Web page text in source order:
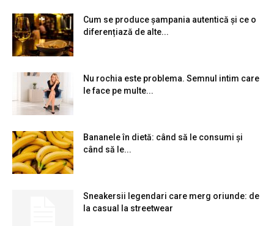
Cum se produce șampania autentică și ce o
diferențiază de alte...
Nu rochia este problema. Semnul intim care
le face pe multe...
Bananele în dietă: când să le consumi și
când să le...
Sneakersii legendari care merg oriunde: de
la casual la streetwear